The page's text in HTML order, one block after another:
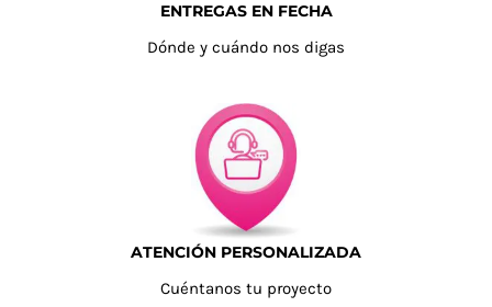
ENTREGAS EN FECHA
Dónde y cuándo nos digas
ATENCIÓN PERSONALIZADA
Cuéntanos tu proyecto